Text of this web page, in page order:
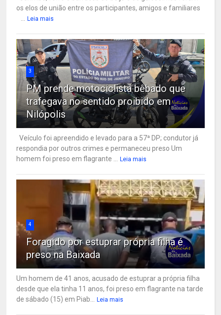
os elos de união entre os participantes, amigos e familiares
Leia mais
3
PM prende motociclista bêbado que
trafegava no sentido proibido em
Nilópolis
Veículo foi apreendido e levado para a 57ª DP; condutor já
respondia por outros crimes e permaneceu preso Um
homem foi preso em flagrante ...
Leia mais
4
Foragido por estuprar própria filha é
preso na Baixada
Um homem de 41 anos, acusado de estuprar a própria filha
desde que ela tinha 11 anos, foi preso em flagrante na tarde
de sábado (15) em Piab...
Leia mais